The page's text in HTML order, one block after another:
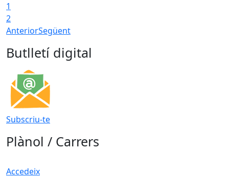
1
2
AnteriorSegüent
Butlletí digital
Subscriu-te
Plànol / Carrers
Accedeix